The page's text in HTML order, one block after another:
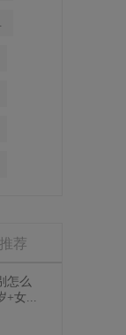
荐
怎么
+女...